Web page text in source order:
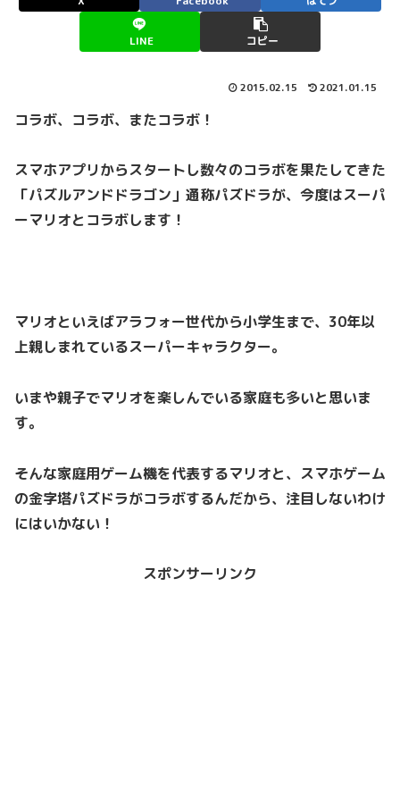
LINE コピー
2015.02.15 2021.01.15
コラボ、コラボ、またコラボ！
スマホアプリからスタートし数々のコラボを果たしてきた
「パズルアンドドラゴン」通称パズドラが、今度はスーパ
ーマリオとコラボします！
マリオといえばアラフォー世代から小学生まで、30年以
上親しまれているスーパーキャラクター。
いまや親子でマリオを楽しんでいる家庭も多いと思いま
す。
そんな家庭用ゲーム機を代表するマリオと、スマホゲーム
の金字塔パズドラがコラボするんだから、注目しないわけ
にはいかない！
スポンサーリンク